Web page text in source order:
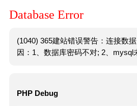
Database Error
(1040) 365建站错误警告：连接数
因：1、数据库密码不对; 2、mysql
PHP Debug